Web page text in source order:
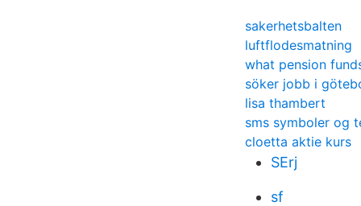
sakerhetsbalten
luftflodesmatning
what pension
söker jobb i
lisa thambert
sms symboler og
cloetta aktie kurs
SErj
sf